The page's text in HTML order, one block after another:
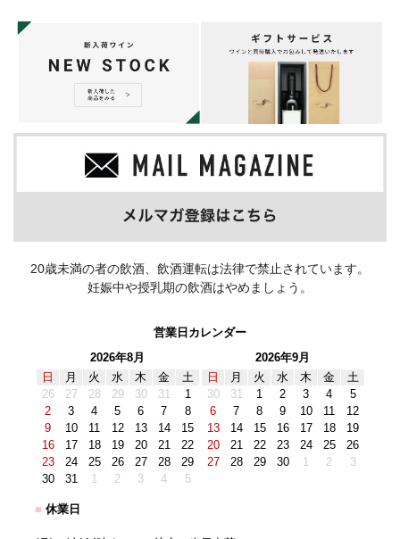
20歳未満の者の飲酒、飲酒運転は法律で禁止されています。
妊娠中や授乳期の飲酒はやめましょう。
営業日カレンダー
2026年8月
日
月 火 水 木 金
土
26
27 28 29 30 31
1
2
3 4 5 6 7
8
9
10 11 12 13 14
15
16
17 18 19 20 21
22
23
24 25 26 27 28
29
30
31 1 2 3 4 5
2026年9月
日
月 火 水 木 金
土
30
31 1 2 3 4
5
6
7 8 9 10 11
12
13
14 15 16 17 18
19
20
21 22 23 24 25
26
27
28 29 30 1 2 3
■ 休業日